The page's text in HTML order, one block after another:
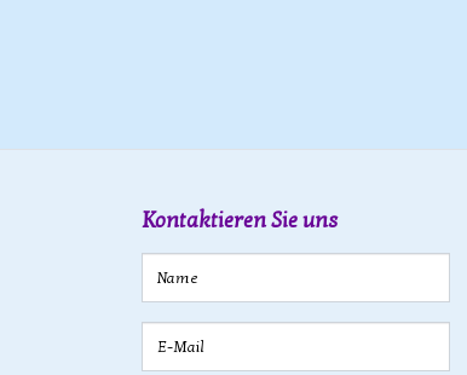
Kontaktieren Sie uns